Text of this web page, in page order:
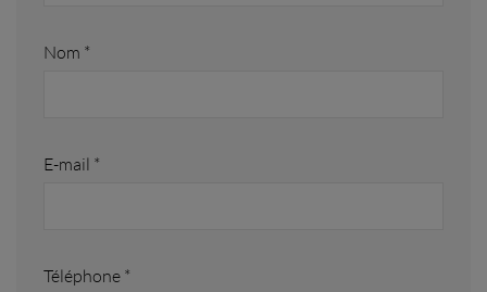
Nom *
E-mail *
Téléphone *